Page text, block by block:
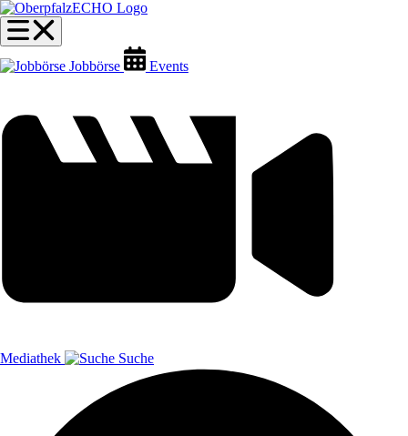
Jobbörse Events
Mediathek Suche